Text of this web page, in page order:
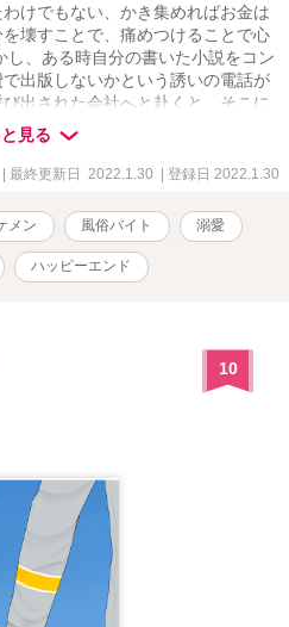
けでもない、かき集めればお金は
壊すことで、痛めつけることで心
、ある時自分の書いた小説をコン
出版しないかという誘いの電話が
出された会社へと赴くと、そこに
見る
| 最終更新日 2022.1.30 | 登録日 2022.1.30
メン 風俗バイト 溺愛
ハッピーエンド
10